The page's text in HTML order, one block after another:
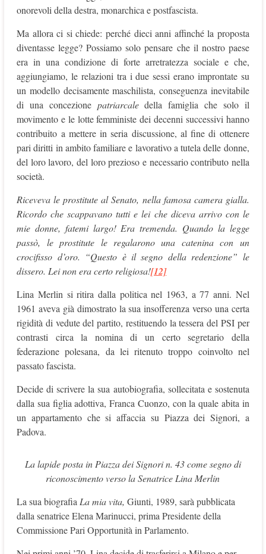
onorevoli della destra, monarchica e postfascista.
Ma allora ci si chiede: perché dieci anni affinché la proposta
diventasse legge? Possiamo solo pensare che il nostro paese
era in una condizione di forte arretratezza sociale e che,
aggiungiamo, le relazioni tra i due sessi erano improntate su
un modello decisamente maschilista, conseguenza inevitabile
di una concezione patriarcaledella famiglia che solo il
movimento e le lotte femministe dei decenni successivi hanno
contribuito a mettere in seria discussione, al fine di ottenere
pari diritti in ambito familiare e lavorativo a tutela delle donne,
del loro lavoro, del loro prezioso e necessario contributo nella
società.
Riceveva le prostitute al Senato, nella famosa camera gialla.
Ricordo che scappavano tutti e lei che diceva arrivo con le
mie donne, fatemi largo! Era tremenda. Quando la legge
passò, le prostitute le regalarono una catenina con un
crocifisso d’oro. “Questo è il segno della redenzione” le
dissero. Lei non era certo religiosa![12]
Lina Merlin si ritira dalla politica nel 1963, a 77 anni. Nel
1961 aveva già dimostrato la sua insofferenza verso una certa
rigidità di vedute del partito, restituendo la tessera del PSI per
contrasti circa la nomina di un certo segretario della
federazione polesana, da lei ritenuto troppo coinvolto nel
passato fascista.
Decide di scrivere la sua autobiografia, sollecitata e sostenuta
dalla sua figlia adottiva, Franca Cuonzo, con la quale abita in
un appartamento che si affaccia su Piazza dei Signori, a
Padova.
La lapide posta in Piazza dei Signori n. 43 come segno di
riconoscimento verso la Senatrice Lina Merlin
La sua biografia La mia vita, Giunti, 1989, sarà pubblicata
dalla senatrice Elena Marinucci, prima Presidente della
Commissione Pari Opportunità in Parlamento.